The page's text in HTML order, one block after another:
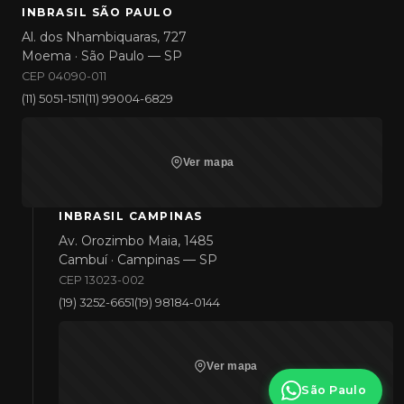
INBRASIL SÃO PAULO
Al. dos Nhambiquaras, 727
Moema · São Paulo — SP
CEP 04090-011
(11) 5051-1511(11) 99004-6829
Ver mapa
INBRASIL CAMPINAS
Av. Orozimbo Maia, 1485
Cambuí · Campinas — SP
CEP 13023-002
(19) 3252-6651(19) 98184-0144
Ver mapa
São Paulo